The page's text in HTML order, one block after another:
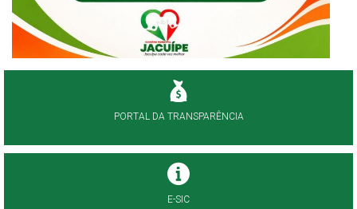
PORTAL DA TRANSPARÊNCIA
E-SIC